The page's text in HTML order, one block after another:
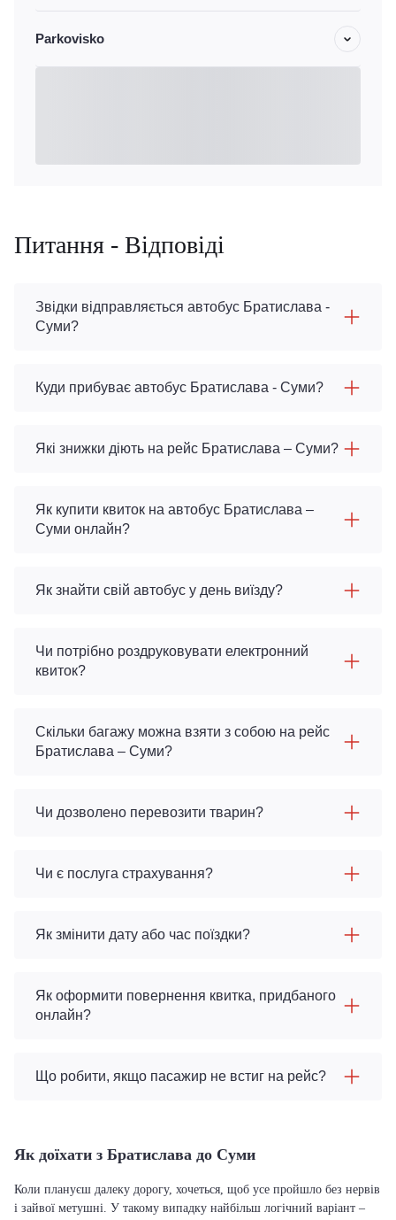
Parkovisko
Питання - Відповіді
Звідки відправляється автобус Братислава -
Суми?
Куди прибуває автобус Братислава - Суми?
Які знижки діють на рейс Братислава – Суми?
Як купити квиток на автобус Братислава –
Суми онлайн?
Як знайти свій автобус у день виїзду?
Чи потрібно роздруковувати електронний
квиток?
Скільки багажу можна взяти з собою на рейс
Братислава – Суми?
Чи дозволено перевозити тварин?
Чи є послуга страхування?
Як змінити дату або час поїздки?
Як оформити повернення квитка, придбаного
онлайн?
Що робити, якщо пасажир не встиг на рейс?
Як доїхати з Братислава до Суми
Коли плануєш далеку дорогу, хочеться, щоб усе пройшло без нервів
і зайвої метушні. У такому випадку найбільш логічний варіант –